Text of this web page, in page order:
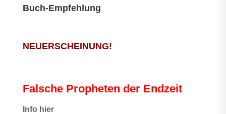
Buch-Empfehlung
NEUERSCHEINUNG!
Falsche Propheten der Endzeit
nfo hier